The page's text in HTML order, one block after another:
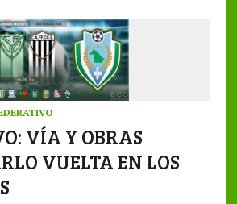
VÍA Y OBRAS
VUELTA EN LOS